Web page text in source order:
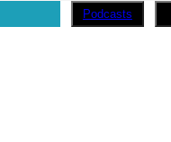
Podcasts